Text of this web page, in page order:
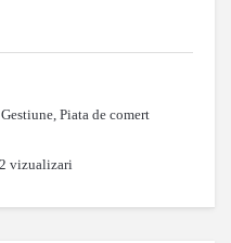
, Piata de comert
vizualizari